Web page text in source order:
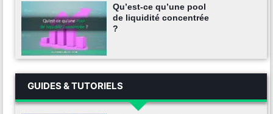
Qu’est-ce qu’une pool
de liquidité concentrée
?
GUIDES & TUTORIELS